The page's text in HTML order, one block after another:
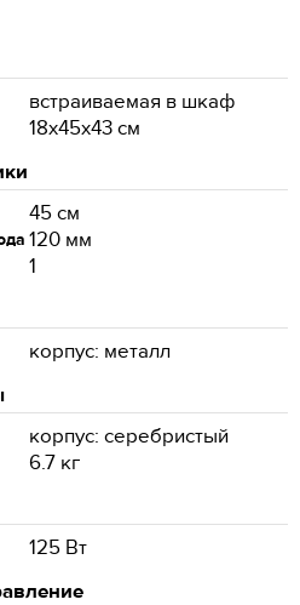
встраиваемая в шкаф
18х45х43 см
45 см
120 мм
1
корпус: металл
корпус: серебристый
6.7 кг
125 Вт